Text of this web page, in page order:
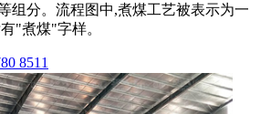
组分。流程图中,煮煤工艺被表示为一
"煮煤"字样。
8511